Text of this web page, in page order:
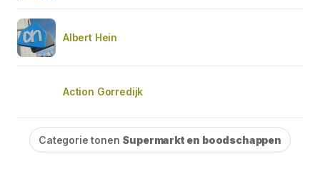
Albert Hein
Action Gorredijk
Categorie tonen Supermarkt en boodschappen